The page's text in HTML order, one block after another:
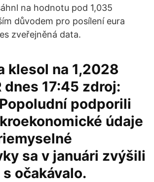
na hodnotu pod 1,035
důvodem pro posílení eura
zveřejněná data.
klesol na 1,2028
dnes 17:45 zdroj:
podporili
údaje
sa v januári zvýšili
očakávalo.